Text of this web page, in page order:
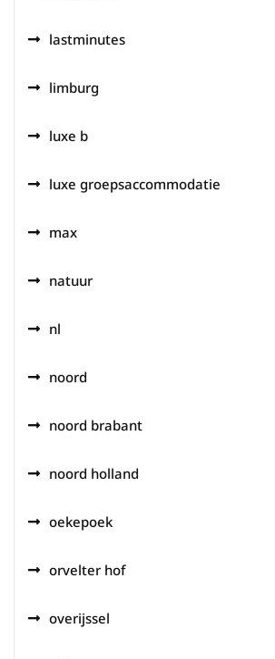
lastminutes
limburg
luxe b
luxe groepsaccommodatie
max
natuur
nl
noord
noord brabant
noord holland
oekepoek
orvelter hof
overijssel